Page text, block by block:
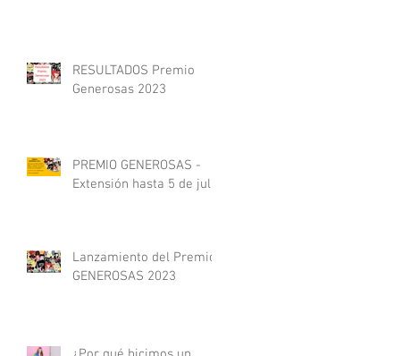
RESULTADOS Premio
Generosas 2023
PREMIO GENEROSAS -
Extensión hasta 5 de julio
Lanzamiento del Premio
GENEROSAS 2023